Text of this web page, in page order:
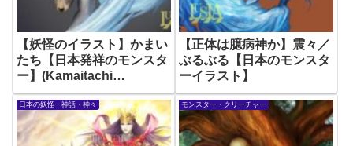
【妖怪のイラスト】かまい
たち【日本発祥のモンスタ
ー】(Kamaitachi
Japanese Yokai)
【正体は臆病神か】震々／
ぶるぶる【日本のモンスタ
ーイラスト】
日本の妖怪・神話・神々 モンスター・クリーチャー